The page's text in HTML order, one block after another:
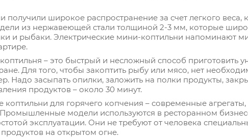
получили широкое распространение за счет легкого веса,
из нержавеющей стали толщиной 2-3 мм, которые
и рыбаки. Электрические мини-коптильни напоминают
– это быстрый и несложный способ приготовить
Для того, чтобы закоптить рыбу или мясо, нет
Надо засыпать опилки, заложить на полки продукты,
продуктов – около 30 минут.
коптильни для горячего копчения – современные
Промышленные модели используются в ресторанном
эксплуатации. Они не требуют от человека
на открытом огне.